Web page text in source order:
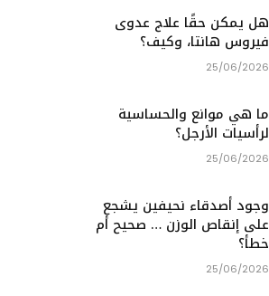
هل يمكن حقًا علاج عدوى
فيروس هانتا، وكيف؟
25/06/2026
ما هي موانع والحساسية
لرأسيات الأرجل؟
25/06/2026
وجود أصدقاء نحيفين يشجع
على إنقاص الوزن … صحيح أم
خطأ؟
25/06/2026